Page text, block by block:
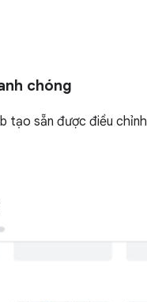
chóng
tạo sẵn được điều chỉnh